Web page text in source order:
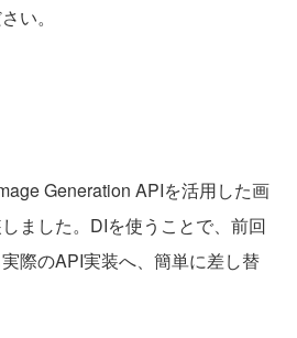
い。
Generation APIを活用した画
ました。DIを使うことで、前回
際のAPI実装へ、簡単に差し替